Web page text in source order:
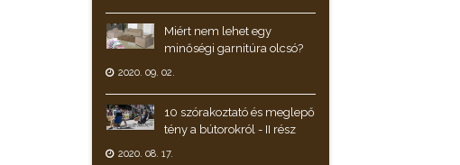
Miért nem lehet egy
minőségi garnitúra olcsó?
2020. 09. 02.
10 szórakoztató és meglepő
tény a bútorokról - II rész
2020. 08. 17.